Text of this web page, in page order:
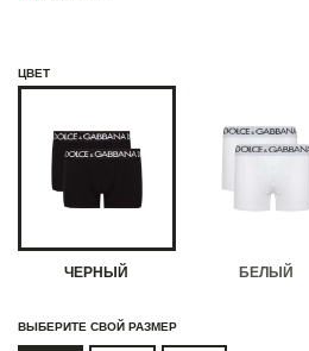
ЦВЕТ
ЧЕРНЫЙ БЕЛЫЙ
ВЫБЕРИТЕ СВОЙ РАЗМЕР